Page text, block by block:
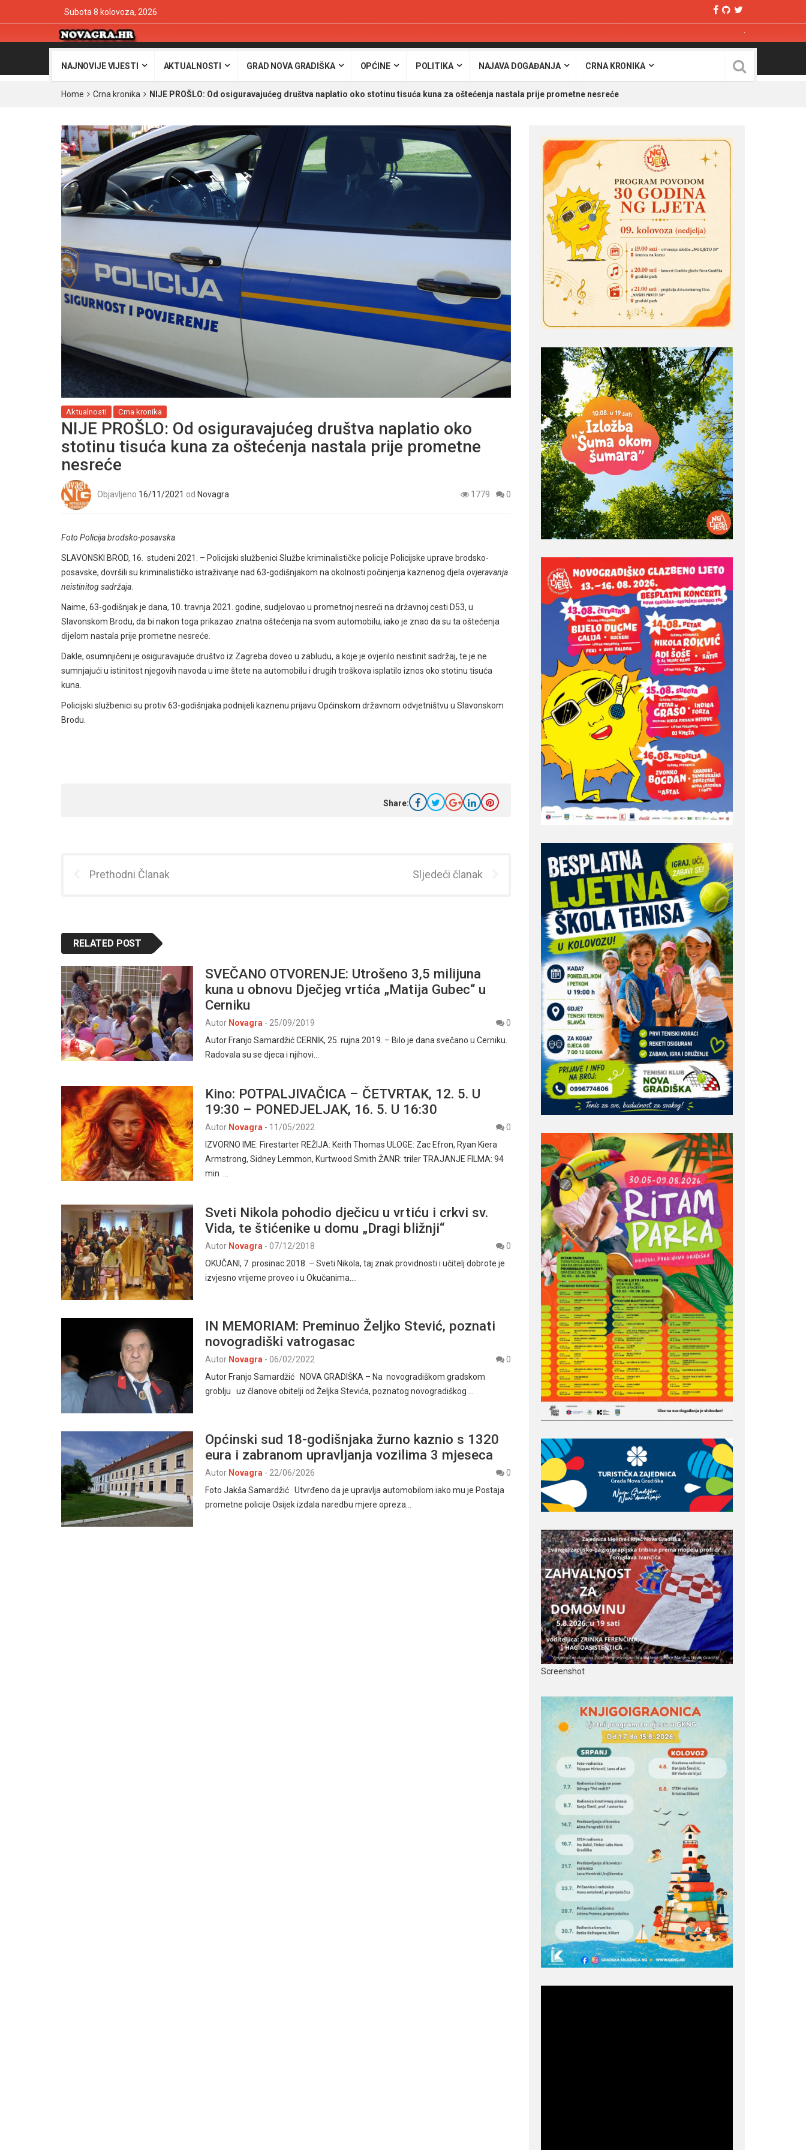
Subota 8 kolovoza, 2026
NAJNOVIJE VIJESTI AKTUALNOSTI GRAD NOVA GRADIŠKA OPĆINE POLITIKA NAJAVA DOGAĐANJA CRNA KRONIKA
Home Crna kronika NIJE PROŠLO: Od osiguravajućeg društva naplatio oko stotinu tisuća kuna za oštećenja nastala prije prometne nesreće
Aktualnosti Crna kronika
NIJE PROŠLO: Od osiguravajućeg društva naplatio oko
stotinu tisuća kuna za oštećenja nastala prije prometne
nesreće
Objavljeno 16/11/2021 od Novagra 1779 0
Foto Policija brodsko-posavska
SLAVONSKI BROD, 16. studeni 2021. – Policijski službenici Službe kriminalističke policije Policijske uprave brodsko-
posavske, dovršili su kriminalističko istraživanje nad 63-godišnjakom na okolnosti počinjenja kaznenog djela ovjeravanja
neistinitog sadržaja
Naime, 63-godišnjak je dana, 10. travnja 2021. godine, sudjelovao u prometnoj nesreći na državnoj cesti D53, u
Slavonskom Brodu, da bi nakon toga prikazao znatna oštećenja na svom automobilu, iako je znao da su ta oštećenja
dijelom nastala prije prometne nesreće.
Dakle, osumnjičeni je osiguravajuće društvo iz Zagreba doveo u zabludu, a koje je ovjerilo neistinit sadržaj, te je ne
sumnjajući u istinitost njegovih navoda u ime štete na automobilu i drugih troškova isplatilo iznos oko stotinu tisuća
kuna.
Policijski službenici su protiv 63-godišnjaka podnijeli kaznenu prijavu Općinskom državnom odvjetništvu u Slavonskom
Brodu.
Share:
Prethodni Članak Sljedeći članak
RELATED POST
SVEČANO OTVORENJE: Utrošeno 3,5 milijuna
kuna u obnovu Dječjeg vrtića „Matija Gubec“ u
Cerniku
Autor Novagra - 25/09/2019
0
Autor Franjo Samardžić CERNIK, 25. rujna 2019. – Bilo je dana svečano u Cerniku.
Radovala su se djeca i njihovi…
Kino: POTPALJIVAČICA – ČETVRTAK, 12. 5. U
19:30 – PONEDJELJAK, 16. 5. U 16:30
Autor Novagra - 11/05/2022
0
IZVORNO IME: Firestarter REŽIJA: Keith Thomas ULOGE: Zac Efron, Ryan Kiera
Armstrong, Sidney Lemmon, Kurtwood Smith ŽANR: triler TRAJANJE FILMA: 94
min …
Sveti Nikola pohodio dječicu u vrtiću i crkvi sv.
Vida, te štićenike u domu „Dragi bližnji“
Autor Novagra - 07/12/2018
0
OKUČANI, 7. prosinac 2018. – Sveti Nikola, taj znak providnosti i učitelj dobrote je
izvjesno vrijeme proveo i u Okučanima.…
IN MEMORIAM: Preminuo Željko Stević, poznati
novogradiški vatrogasac
Autor Novagra - 06/02/2022
0
Autor Franjo Samardžić NOVA GRADIŠKA – Na novogradiškom gradskom
groblju uz članove obitelji od Željka Stevića, poznatog novogradiškog …
Općinski sud 18-godišnjaka žurno kaznio s 1320
eura i zabranom upravljanja vozilima 3 mjeseca
Autor Novagra - 22/06/2026
0
Foto Jakša Samardžić Utvrđeno da je upravlja automobilom iako mu je Postaja
prometne policije Osijek izdala naredbu mjere opreza…
Screenshot